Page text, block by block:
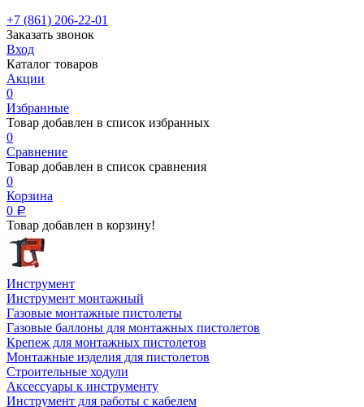
+7 (861) 206-22-01
Заказать звонок
Вход
Каталог товаров
Акции
0
Избранные
Товар добавлен в список избранных
0
Сравнение
Товар добавлен в список сравнения
0
Корзина
0 Р
Товар добавлен в корзину!
Инструмент
Инструмент монтажный
Газовые монтажные пистолеты
Газовые баллоны для монтажных пистолетов
Крепеж для монтажных пистолетов
Монтажные изделия для пистолетов
Строительные ходули
Аксессуары к инструменту
Инструмент для работы с кабелем